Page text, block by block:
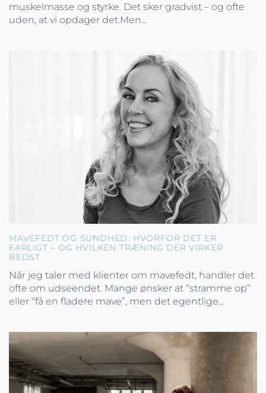
muskelmasse og styrke. Det sker gradvist – og ofte
uden, at vi opdager det.Men...
MAVEFEDT OG SUNDHED: HVORFOR DET ER
FARLIGT – OG HVILKEN TRÆNING DER VIRKER
BEDST
Når jeg taler med klienter om mavefedt, handler det
ofte om udseendet. Mange ønsker at “stramme op”
eller “få en fladere mave”, men det egentlige...